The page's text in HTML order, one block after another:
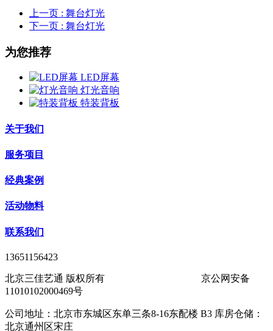
上一页 : 舞台灯光
下一页 : 舞台灯光
为您推荐
LED屏幕
灯光音响
特装背板
关于我们
服务项目
经典案例
活动物料
联系我们
13651156423
北京三佳艺通 版权所有
京公网安备
11010102000469号
公司地址：北京市东城区东单三条8-16东配楼 B3 库房仓储：
北京通州区宋庄